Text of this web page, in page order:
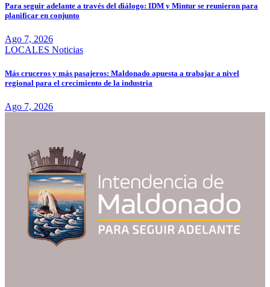
Para seguir adelante a través del diálogo: IDM y Mintur se reunieron para
planificar en conjunto
Ago 7, 2026
LOCALES Noticias
Más cruceros y más pasajeros: Maldonado apuesta a trabajar a nivel
regional para el crecimiento de la industria
Ago 7, 2026